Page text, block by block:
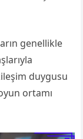
genellikle
duygusu
ortamı